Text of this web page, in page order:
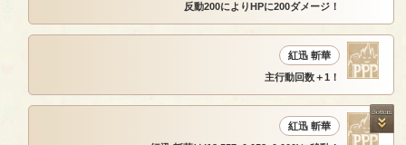
反動200によりHPに200ダメージ！
紅迅 斬華
主行動回数＋1！
紅迅 斬華